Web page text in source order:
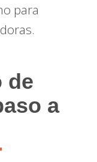
para
de
a